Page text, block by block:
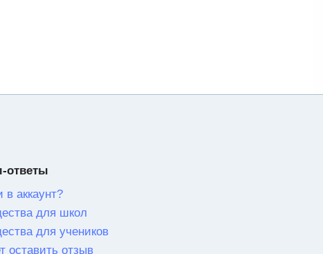
ответы
в аккаунт?
для школ
для учеников
оставить отзыв